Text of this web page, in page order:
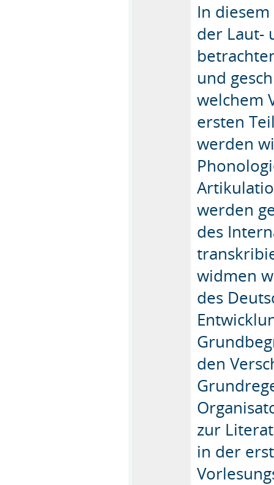
In
der Laut-
und
welchem
ersten
werden
werden
des
widmen
des
den
zur
in der